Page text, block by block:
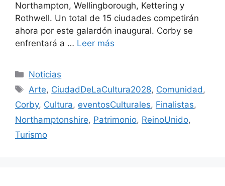
Northampton, Wellingborough, Kettering y
Rothwell. Un total de 15 ciudades competirán
ahora por este galardón inaugural. Corby se
enfrentará a … Leer más
Categorías
Noticias
Etiquetas
Arte, CiudadDeLaCultura2028, Comunidad,
Corby, Cultura, eventosCulturales, Finalistas,
Northamptonshire, Patrimonio, ReinoUnido,
Turismo